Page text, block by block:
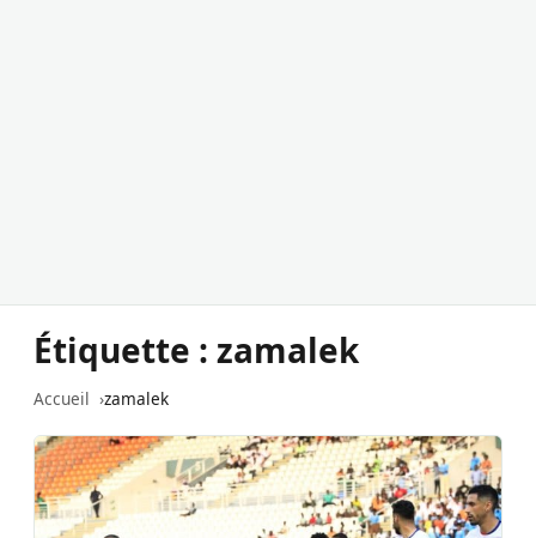
Étiquette : zamalek
Accueil zamalek